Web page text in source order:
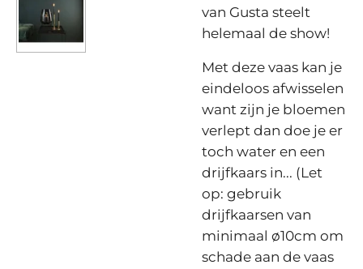
van Gusta steelt
helemaal de show!
Met deze vaas kan je
eindeloos afwisselen
want zijn je bloemen
verlept dan doe je er
toch water en een
drijfkaars in... (Let
op: gebruik
drijfkaarsen van
minimaal ø10cm om
schade aan de vaas